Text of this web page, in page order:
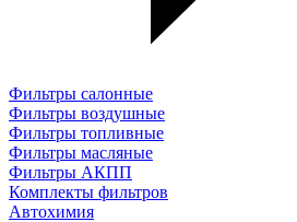
Фильтры салонные
Фильтры воздушные
Фильтры топливные
Фильтры масляные
Фильтры АКПП
Комплекты фильтров
Автохимия